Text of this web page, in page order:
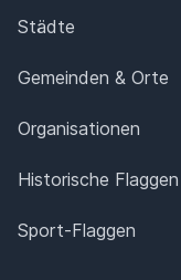
Städte
Gemeinden & Orte
Organisationen
Historische Flaggen
Sport-Flaggen